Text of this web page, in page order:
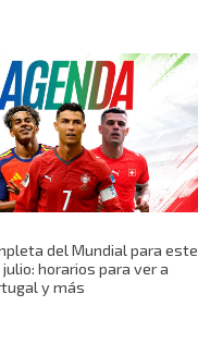
del Mundial para este
horarios para ver a
y más